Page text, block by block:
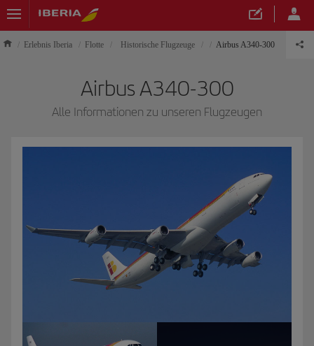
Erlebnis Iberia Flotte Historische Flugzeuge Airbus A340-300
Airbus A340-300
Alle Informationen zu unseren Flugzeugen